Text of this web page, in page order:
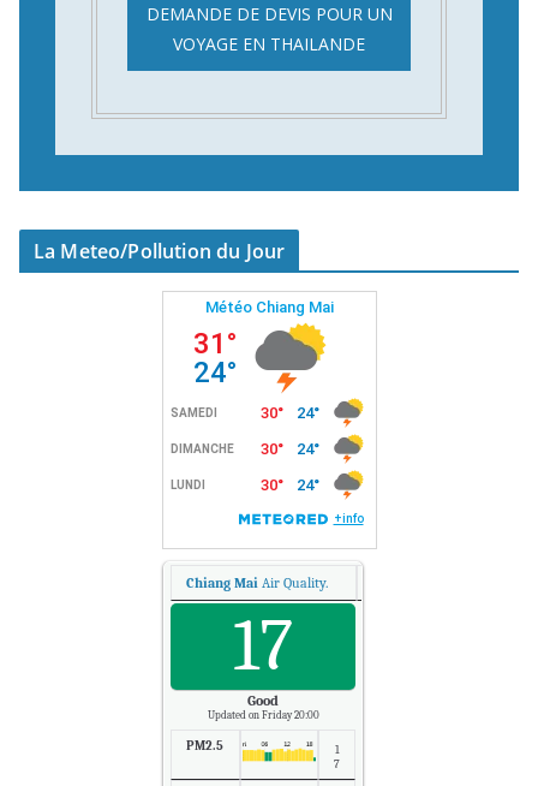
DEMANDE DE DEVIS POUR UN
VOYAGE EN THAILANDE
La Meteo/Pollution du Jour
Chiang Mai Air Quality.
17
Good
Updated on Friday 20:00
PM2.5
1
7